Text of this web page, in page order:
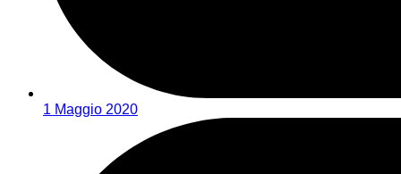
1 Maggio 2020